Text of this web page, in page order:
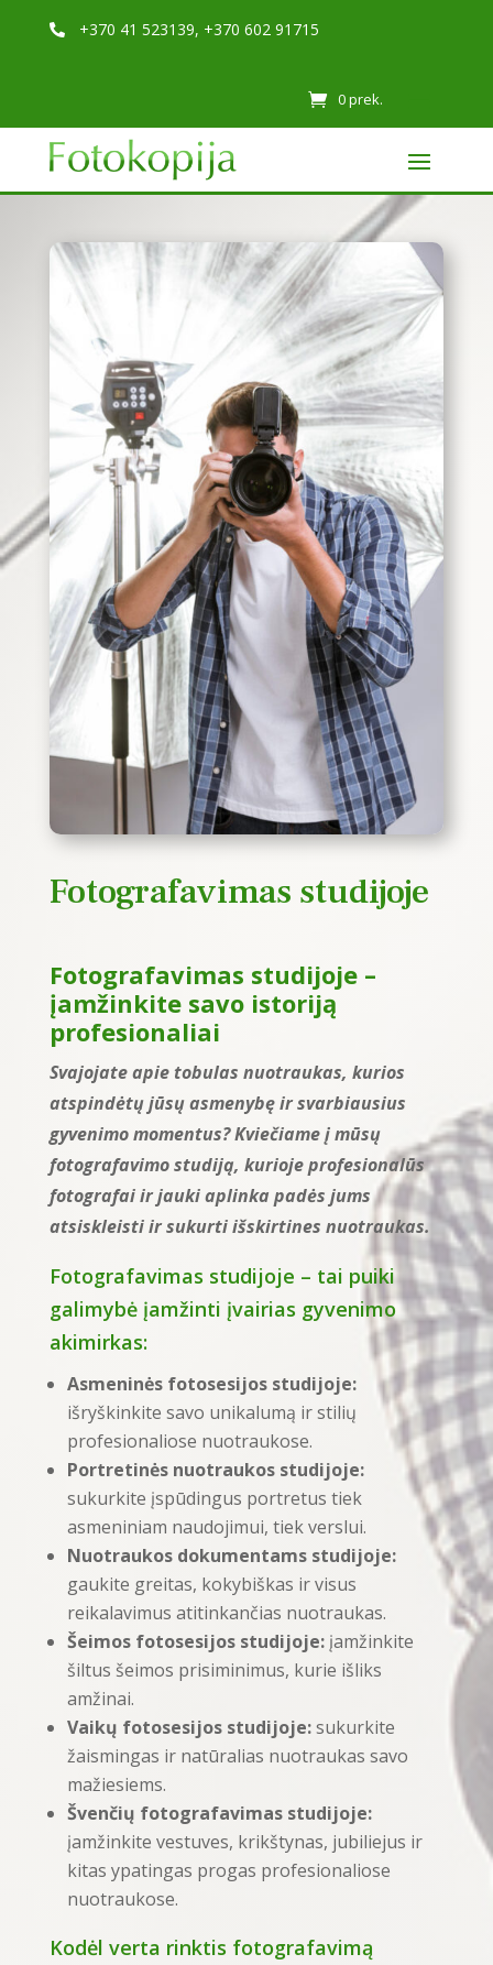
 +370 41 523139, +370 602 91715
0 prek.
Fotografavimas studijoje
Fotografavimas studijoje –
įamžinkite savo istoriją
profesionaliai
Svajojate apie tobulas nuotraukas, kurios
atspindėtų jūsų asmenybę ir svarbiausius
gyvenimo momentus? Kviečiame į mūsų
fotografavimo studiją, kurioje profesionalūs
fotografai ir jauki aplinka padės jums
atsiskleisti ir sukurti išskirtines nuotraukas.
Fotografavimas studijoje – tai puiki
galimybė įamžinti įvairias gyvenimo
akimirkas:
Asmeninės fotosesijos studijoje:
išryškinkite savo unikalumą ir stilių
profesionaliose nuotraukose.
Portretinės nuotraukos studijoje:
sukurkite įspūdingus portretus tiek
asmeniniam naudojimui, tiek verslui.
Nuotraukos dokumentams studijoje:
gaukite greitas, kokybiškas ir visus
reikalavimus atitinkančias nuotraukas.
Šeimos fotosesijos studijoje:įamžinkite
šiltus šeimos prisiminimus, kurie išliks
amžinai.
Vaikų fotosesijos studijoje:sukurkite
žaismingas ir natūralias nuotraukas savo
mažiesiems.
Švenčių fotografavimas studijoje:
įamžinkite vestuves, krikštynas, jubiliejus ir
kitas ypatingas progas profesionaliose
nuotraukose.
Kodėl verta rinktis fotografavimą